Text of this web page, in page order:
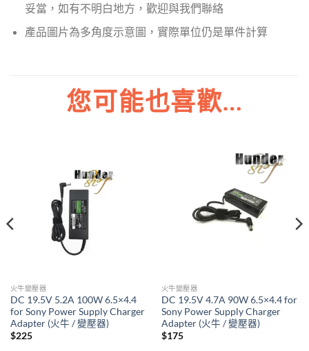
妥當，如有不明白地方，歡迎與我們聯絡
產品圖片為多角度示意圖，實際單位仍是單件計算
您可能也喜歡…
火牛變壓器
DC 19.5V 5.2A 100W 6.5×4.4
for Sony Power Supply Charger
Adapter (火牛 / 變壓器)
$225
火牛變壓器
DC 19.5V 4.7A 90W 6.5×4.4 for
Sony Power Supply Charger
Adapter (火牛 / 變壓器)
$175